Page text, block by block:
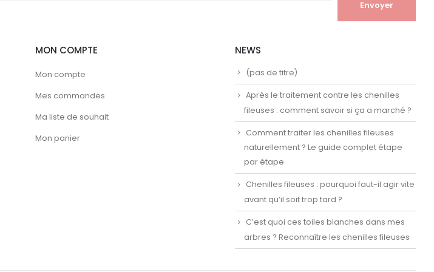
produit
MON COMPTE
Mon compte
Mes commandes
Ma liste de souhait
Mon panier
NEWS
(pas de titre)
Après le traitement contre les chenilles
fileuses : comment savoir si ça a marché ?
Comment traiter les chenilles fileuses
naturellement ? Le guide complet étape
par étape
Chenilles fileuses : pourquoi faut-il agir vite
avant qu’il soit trop tard ?
C’est quoi ces toiles blanches dans mes
arbres ? Reconnaître les chenilles fileuses